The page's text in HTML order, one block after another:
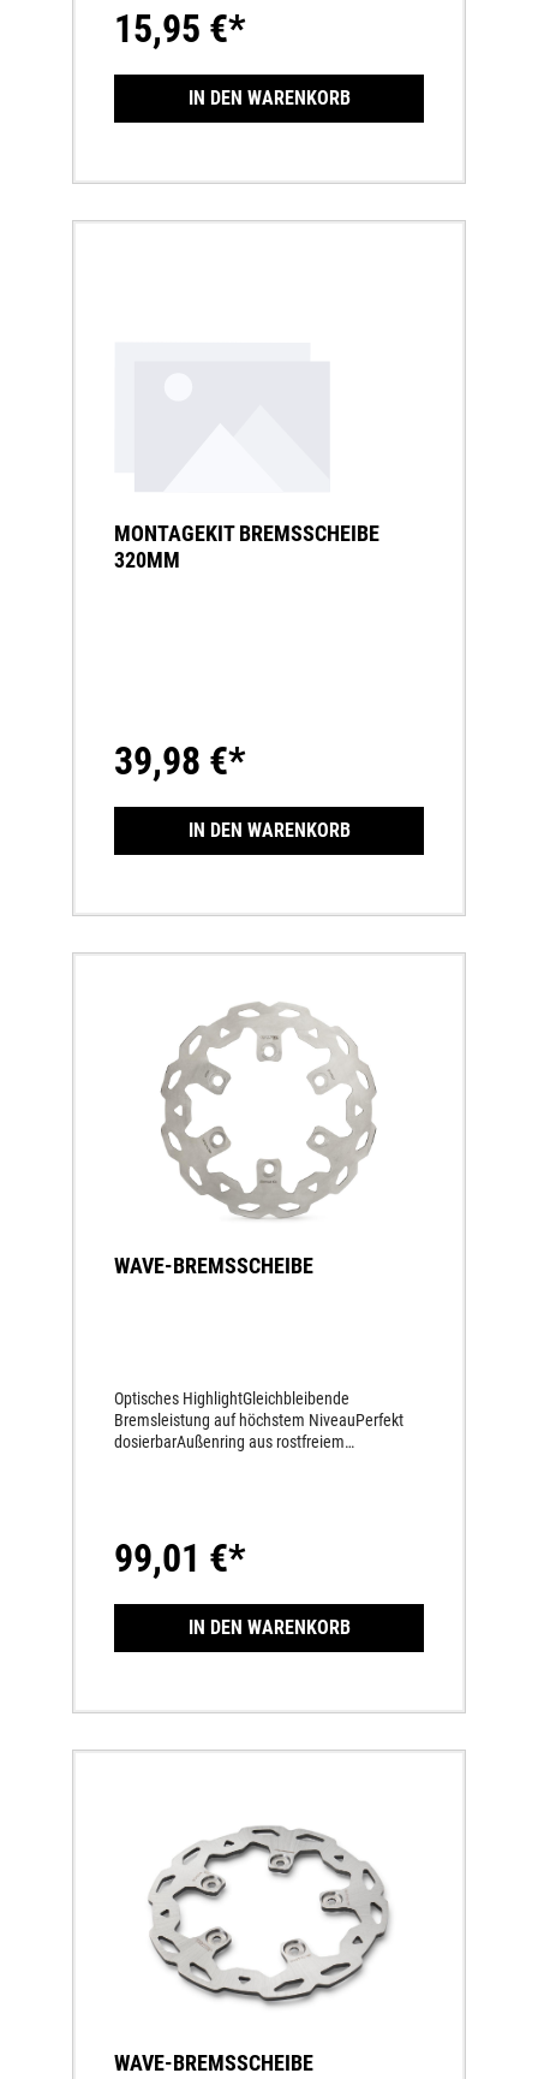
15,95 €*
IN DEN WARENKORB
MONTAGEKIT BREMSSCHEIBE
320MM
39,98 €*
IN DEN WARENKORB
WAVE-BREMSSCHEIBE
Optisches HighlightGleichbleibende
Bremsleistung auf höchstem NiveauPerfekt
dosierbarAußenring aus rostfreiem
99,01 €*
IN DEN WARENKORB
WAVE-BREMSSCHEIBE